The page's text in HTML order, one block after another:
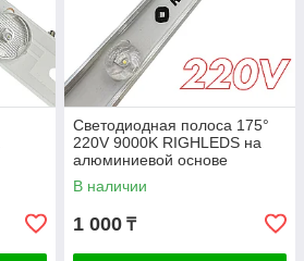
Светодиодная полоса 175°
220V 9000K RIGHLEDS на
алюминиевой основе
В наличии
1 000 ₸